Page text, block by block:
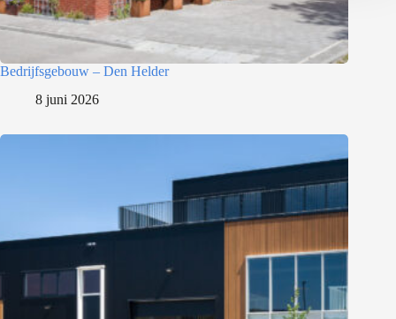
Bedrijfsgebouw – Den Helder
8 juni 2026